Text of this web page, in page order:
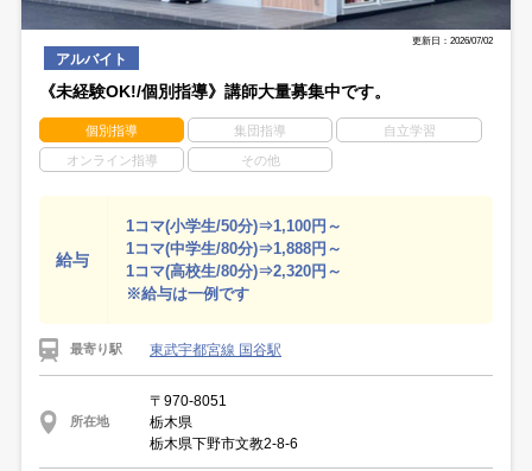
更新日：2026/07/02
アルバイト
《未経験OK!/個別指導》講師大量募集中です。
個別指導 集団指導 自立学習
オンライン指導 その他
給与
1コマ(小学生/50分)⇒1,100円～
1コマ(中学生/80分)⇒1,888円～
1コマ(高校生/80分)⇒2,320円～
※給与は一例です
最寄り駅 東武宇都宮線 国谷駅
所在地
〒970-8051
栃木県
栃木県下野市文教2-8-6